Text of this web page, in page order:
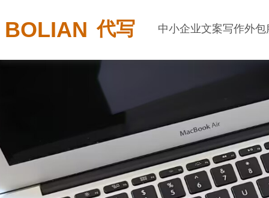
中小企业文案写作外
BOLIAN 代写